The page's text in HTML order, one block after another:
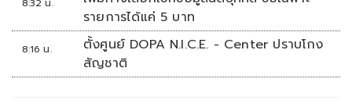
8:32 น.
รายการได้แค่ 5 บาท
8:16 น.
ตั้งศูนย์ DOPA N.I.C.E. - Center ปราบโกง
สัญชาติ